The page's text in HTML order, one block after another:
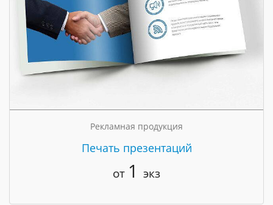
Рекламная продукция
Печать презентаций
от 1 экз